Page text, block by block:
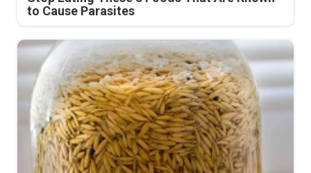
to Cause Parasites